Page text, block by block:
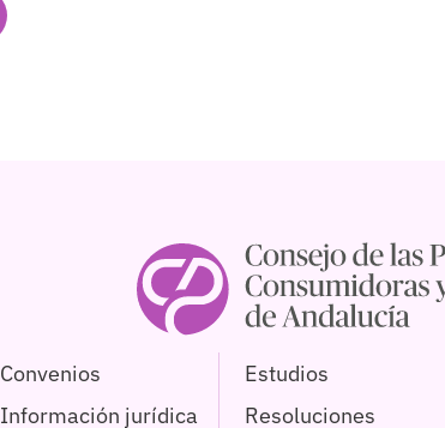
Convenios
Información jurídica
Estudios
Resoluciones